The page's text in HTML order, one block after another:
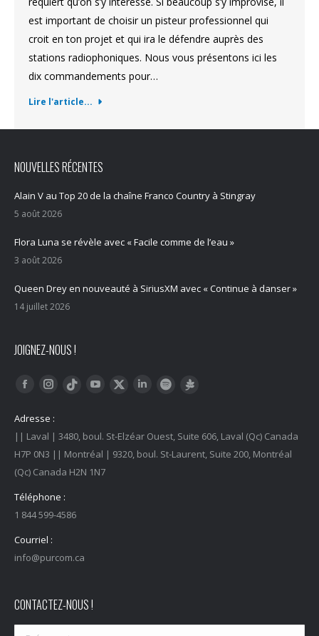
est important de choisir un pisteur professionnel qui
croit en ton projet et qui ira le défendre auprès des
stations radiophoniques. Nous vous présentons ici les
dix commandements pour…
Lire l'article...
NOUVELLES RÉCENTES
Alain V au Top 20 de la chaîne Franco Country à Stingray
5 août 2026
Flora Luna se révèle avec « Facile comme de l’eau »
3 août 2026
Queen Drey en nouveauté à SiriusXM avec « Continue à danser »
14 juillet 2026
JOIGNEZ-NOUS !
Trouvez nous sur :
FacebookInstagram
Tiktok YouTubeTwitter LinkedInSpotify
Adresse :
|| Laval | 3480, boul. St-Elzéar Ouest, Suite 606, Laval (Qc) Canada
H7P 0N3 || Montréal | 9320, boul. St-Laurent, Suite 200, Montréal
(Qc) Canada H2N 1N7
Téléphone :
1 844 599-4586
Courriel :
info@purcom.ca
CONTACTEZ-NOUS !